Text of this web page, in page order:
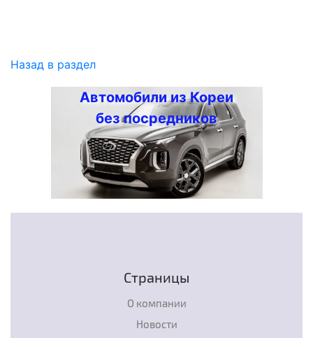
Назад в раздел
Автомобили из Кореи
без посредников
Страницы
О компании
Новости